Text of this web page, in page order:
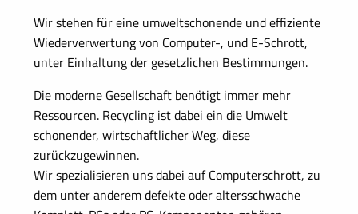
Wir stehen für eine umweltschonende und effiziente
Wiederverwertung von Computer-, und E-Schrott,
unter Einhaltung der gesetzlichen Bestimmungen.
Die moderne Gesellschaft benötigt immer mehr
Ressourcen. Recycling ist dabei ein die Umwelt
schonender, wirtschaftlicher Weg, diese
zurückzugewinnen.
Wir spezialisieren uns dabei auf Computerschrott, zu
dem unter anderem defekte oder altersschwache